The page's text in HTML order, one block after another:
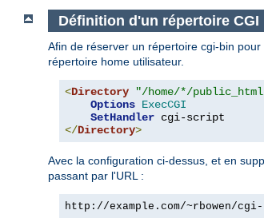
Définition d'un répertoire
Afin de réserver un répertoire cgi-bin
répertoire home utilisateur.
<Directory "/home/*/
Options ExecCGI
SetHandler
</Directory>
Avec la configuration ci-dessus, et en
passant par l'URL :
http://example.com/~rbowen/